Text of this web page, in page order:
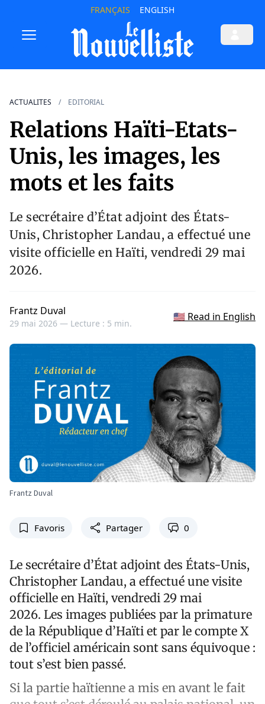
FRANÇAIS ENGLISH
ACTUALITES EDITORIAL
Relations Haïti-Etats-
Unis, les images, les
mots et les faits
Le secrétaire d’État adjoint des États-
Unis, Christopher Landau, a effectué une
visite officielle en Haïti, vendredi 29 mai
2026.
Frantz Duval
29 mai 2026 — Lecture : 5 min.
🇺🇸 Read in English
Frantz Duval
Favoris Partager 0
Le secrétaire d’État adjoint des États-Unis,
Christopher Landau, a effectué une visite
officielle en Haïti, vendredi 29 mai
2026. Les images publiées par la primature
de la République d’Haïti et par le compte X
de l’officiel américain sont sans équivoque :
tout s’est bien passé.
Si la partie haïtienne a mis en avant le fait